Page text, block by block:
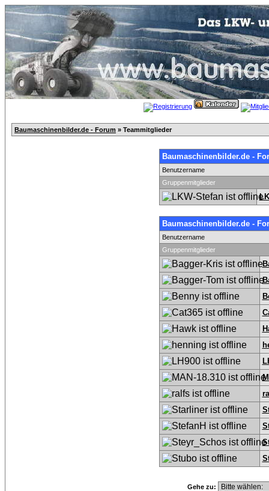
Baumaschinenbilder.de - Forum » Teammitglieder
Baumaschinenbilder.de -
Benutzername
Gruppenmitglieder
Baumaschinenbilder.de -
Benutzername
Gruppenmitglieder
Gehe zu: